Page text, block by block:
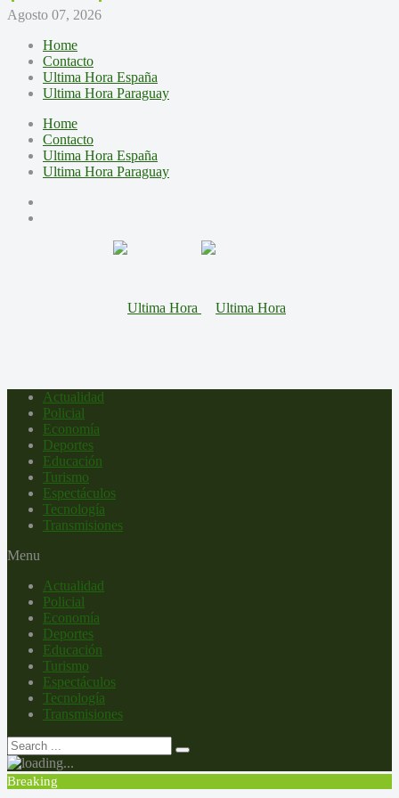
Agosto 07, 2026
Home
Contacto
Ultima Hora España
Ultima Hora Paraguay
Home
Contacto
Ultima Hora España
Ultima Hora Paraguay
Actualidad
Policial
Economía
Deportes
Educación
Turismo
Espectáculos
Tecnología
Transmisiones
Menu
Actualidad
Policial
Economía
Deportes
Educación
Turismo
Espectáculos
Tecnología
Transmisiones
Breaking